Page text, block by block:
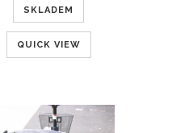
SKLADEM
QUICK VIEW